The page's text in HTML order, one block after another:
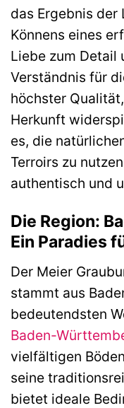
das Ergebnis
Könnens eines
Liebe zum Detail
Verständnis für
höchster
Herkunft
es, die
Terroirs zu
authentisch und
Die Region:
Ein Paradies
Der Meier
stammt aus
bedeutendsten
Baden-
vielfältigen
seine
bietet ideale